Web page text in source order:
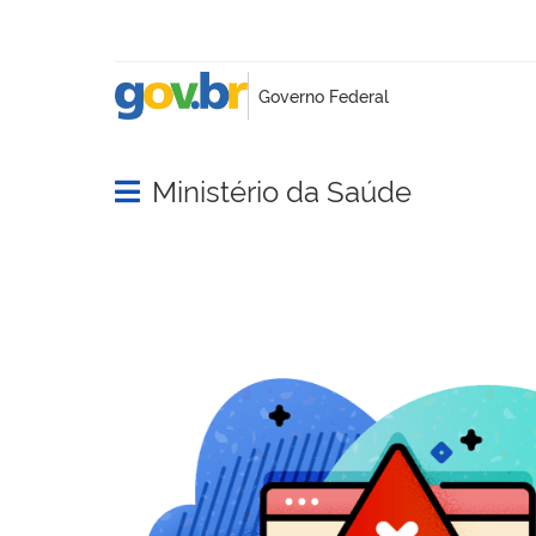
Abrir menu principal de navegação
Ministério da Saúde